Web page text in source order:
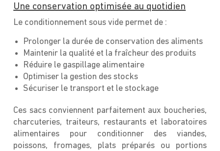
Une conservation optimisée au quotidien
Le conditionnement sous vide permet de :
Prolonger la durée de conservation des aliments
Maintenir la qualité et la fraîcheur des produits
Réduire le gaspillage alimentaire
Optimiser la gestion des stocks
Sécuriser le transport et le stockage
Ces sacs conviennent parfaitement aux boucheries,
charcuteries, traiteurs, restaurants et laboratoires
alimentaires pour conditionner des viandes,
poissons, fromages, plats préparés ou portions